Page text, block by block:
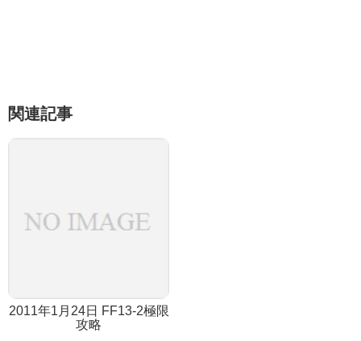
関連記事
2011年1月24日 FF13-2極限
攻略